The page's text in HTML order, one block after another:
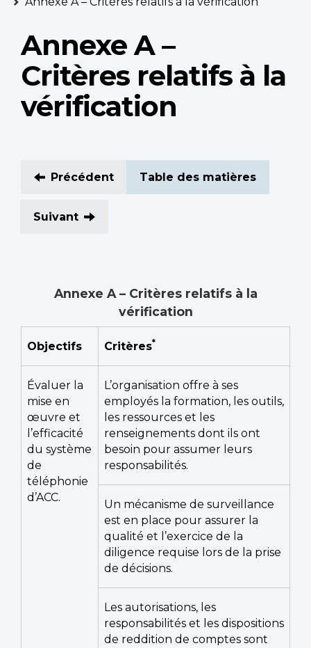
Annexe A –
Critères relatifs à la
vérification
Précédent Table des matières
Suivant
Annexe A – Critères relatifs à la
vérification
Objectifs Critères*
Évaluer la
mise en
œuvre et
l’efficacité
du système
de
téléphonie
d’ACC.
L’organisation offre à ses
employés la formation, les outils,
les ressources et les
renseignements dont ils ont
besoin pour assumer leurs
responsabilités.
Un mécanisme de surveillance
est en place pour assurer la
qualité et l’exercice de la
diligence requise lors de la prise
de décisions.
Les autorisations, les
responsabilités et les dispositions
de reddition de comptes sont